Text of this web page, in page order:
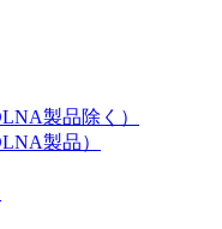
製品除く）
製品）